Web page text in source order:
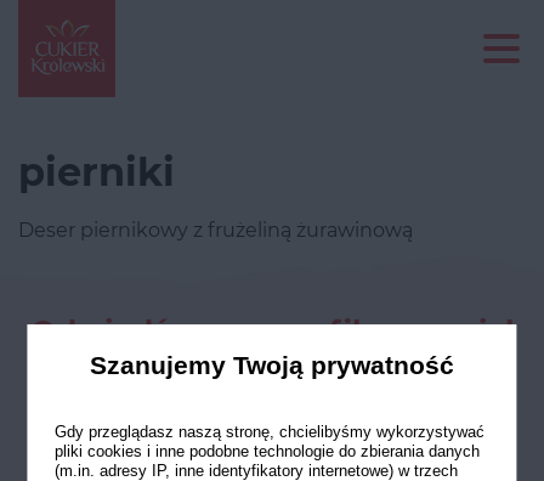
pierniki
Deser piernikowy z frużeliną żurawinową
Odwiedź nasze profile w social
mediach
Szanujemy Twoją prywatność
Gdy przeglądasz naszą stronę, chcielibyśmy wykorzystywać
pliki cookies i inne podobne technologie do zbierania danych
(m.in. adresy IP, inne identyfikatory internetowe) w trzech